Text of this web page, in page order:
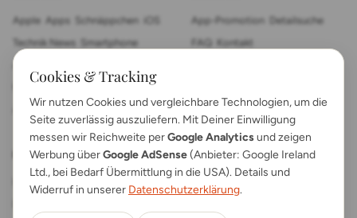
Apple Apps Schnäppchen
Technik News
Smartphone
Anleitungen Gadgets
App-Promotion
Detailsuche
FAQ
Kontakt
RECHTLICHES
Cookies & Tracking
Wir nutzen Cookies und vergleichbare Technologien, um die
Seite zuverlässig auszuliefern. Mit Deiner Einwilligung
messen wir Reichweite perGoogle Analyticsund zeigen
Werbung überGoogle AdSense(Anbieter: Google Ireland
Ltd., bei Bedarf Übermittlung in die USA). Details und
Widerruf in unserer Datenschutzerklärung.